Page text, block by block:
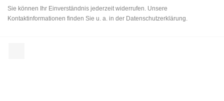
Sie können Ihr Einverständnis jederzeit widerrufen. Unsere
Kontaktinformationen finden Sie u. a. in der Datenschutzerklärung.